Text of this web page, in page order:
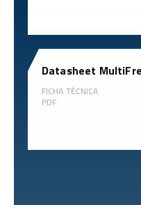
Datasheet
FICHA TÉCNICA
PDF